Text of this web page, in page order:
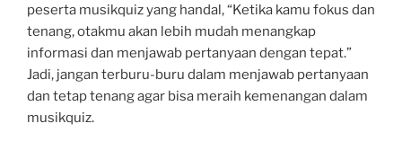
peserta musikquiz yang handal, “Ketika kamu fokus dan
tenang, otakmu akan lebih mudah menangkap
informasi dan menjawab pertanyaan dengan tepat.”
Jadi, jangan terburu-buru dalam menjawab pertanyaan
dan tetap tenang agar bisa meraih kemenangan dalam
musikquiz.